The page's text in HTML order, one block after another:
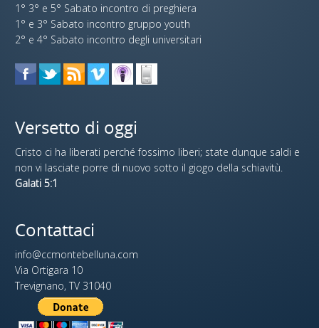
1° 3° e 5° Sabato incontro di preghiera
1° e 3° Sabato incontro gruppo youth
2° e 4° Sabato incontro degli universitari
Versetto di oggi
Cristo ci ha liberati perché fossimo liberi; state dunque saldi e
non vi lasciate porre di nuovo sotto il giogo della schiavitù.
Galati 5:1
Contattaci
info@ccmontebelluna.com
Via Ortigara 10
Trevignano, TV 31040